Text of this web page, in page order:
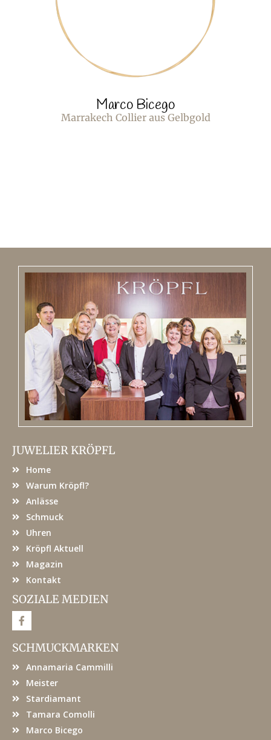
Marco Bicego
Marrakech Collier aus Gelbgold
JUWELIER KRÖPFL
Home
Warum Kröpfl?
Anlässe
Schmuck
Uhren
Kröpfl Aktuell
Magazin
Kontakt
SOZIALE MEDIEN
F
a
e
b
o
SCHMUCKMARKEN
Annamaria Cammilli
Meister
Stardiamant
Tamara Comolli
Marco Bicego